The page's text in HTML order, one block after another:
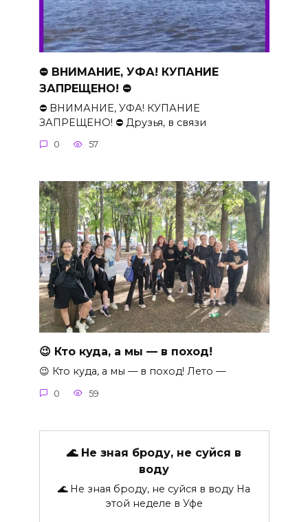
⛔ ВНИМАНИЕ, УФА! КУПАНИЕ
ЗАПРЕЩЕНО! ⛔
⛔ ВНИМАНИЕ, УФА! КУПАНИЕ
ЗАПРЕЩЕНО! ⛔ Друзья, в связи
0 57
😉 Кто куда, а мы — в поход!
😉 Кто куда, а мы — в поход! Лето —
0 59
🌊 Не зная броду, не суйся в
воду
🌊 Не зная броду, не суйся в воду На
этой неделе в Уфе